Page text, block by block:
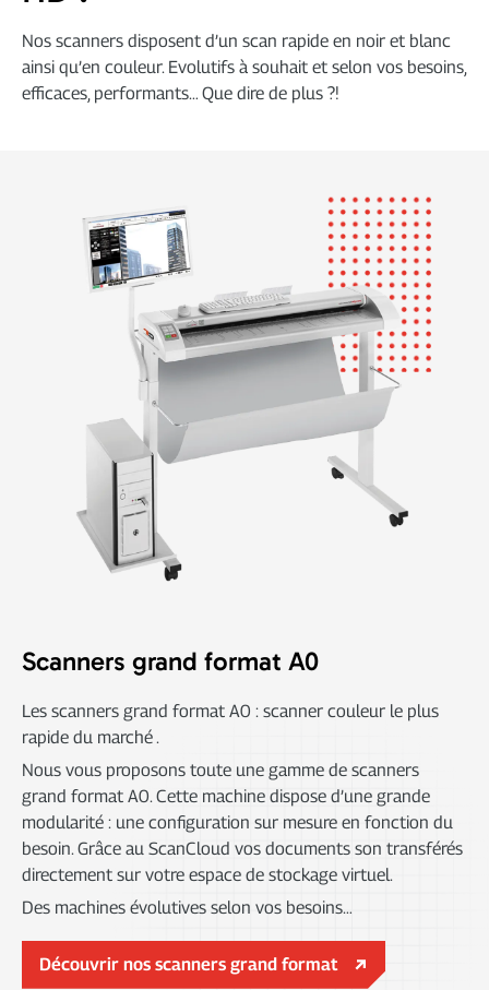
NUMÉRISATION
Nos scanners disposent d’un scan rapide en noir et blanc
ainsi qu’en couleur. Evolutifs à souhait et selon vos besoins,
efficaces, performants… Que dire de plus ?!
Scanners grand format A0
Les scanners grand format A0 : scanner couleur le plus
rapide du marché .
Nous vous proposons toute une gamme de scanners
grand format A0. Cette machine dispose d’une grande
modularité : une configuration sur mesure en fonction du
besoin. Grâce au ScanCloud vos documents son transférés
directement sur votre espace de stockage virtuel.
Des machines évolutives selon vos besoins…
Découvrir nos scanners grand format